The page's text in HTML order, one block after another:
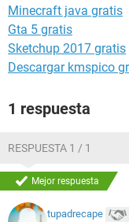
Minecraft java gratis
Gta 5 gratis
Sketchup 2017 gratis
Descargar kmspico
1 respuesta
RESPUESTA 1 / 1
Mejor respuesta
tupadrecape